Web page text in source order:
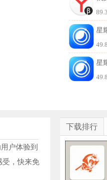
信息与图片内容，帮助用户提
星
星
户体验到
受，快来免
下载排行